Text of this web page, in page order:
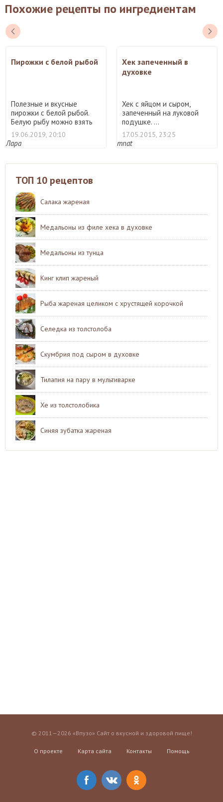
Похожие рецепты по ингредиентам
Пирожки с белой рыбой
Полезные и вкусные
пирожки с белой рыбой.
Белую рыбу можно взять
люб ...
19.06.2019, 20:10
Лара
Хек запеченный в
духовке
Хек с яйцом и сыром,
запеченный на луковой
подушке. ...
17.05.2015, 23:25
mnat
ТОП 10 рецептов
Салака жареная
Медальоны из филе хека в духовке
Медальоны из тунца
Кинг клип жареный
Рыба жареная целиком с хрустящей корочкой
Селедка из толстолоба
Скумбрия под сыром в духовке
Тилапия на пару в мультиварке
Хе из толстолобика
Синяя зубатка жареная
© 2011—2026 «Впузо» Сайт о вкусной и здоровой пище!
О проекте Карта сайта Контакты Помощь